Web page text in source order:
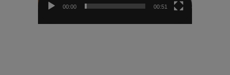
00:00 00:51